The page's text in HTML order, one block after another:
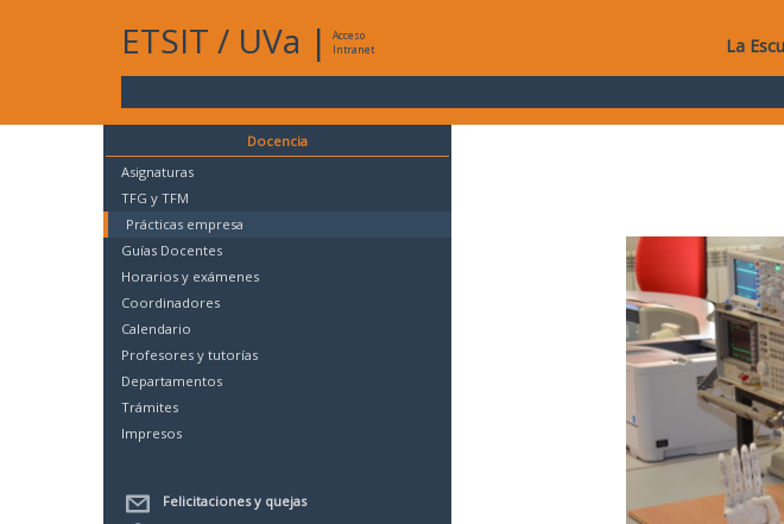
ETSIT / UVa |
Acceso
Intranet
La
Docencia
Asignaturas
TFG y TFM
Prácticas empresa
Guías Docentes
Horarios y exámenes
Coordinadores
Calendario
Profesores y tutorías
Departamentos
Trámites
Impresos
Felicitaciones y quejas